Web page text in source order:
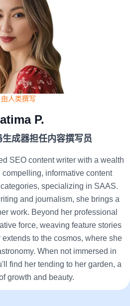
由人类撰写
P.
成器担任内容撰写员
SEO content writer with a wealth
informative content
specializing in SAAS.
and journalism, she brings a
work. Beyond her professional
force, weaving feature stories
to the cosmos, where she
When not immersed in
find her tending to her garden, a
growth and beauty.